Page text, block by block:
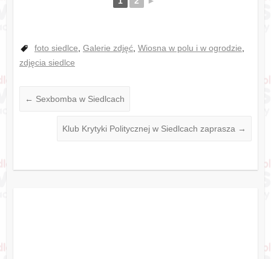
foto siedlce Galerie zdjęć, Wiosna w polu i w ogrodzie
zdjęcia siedlce
← Sexbomba w Siedlcach
Klub Krytyki Politycznej w Siedlcach zaprasza →